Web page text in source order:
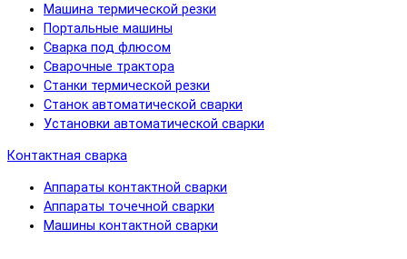
Машина термической резки
Портальные машины
Сварка под флюсом
Сварочные трактора
Станки термической резки
Станок автоматической сварки
Установки автоматической сварки
Контактная сварка
Аппараты контактной сварки
Аппараты точечной сварки
Машины контактной сварки